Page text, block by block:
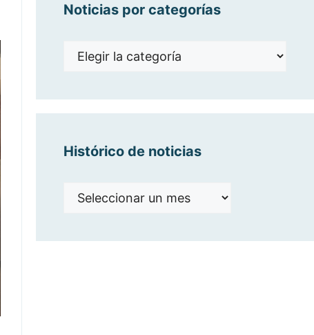
Noticias por categorías
Noticias
Histórico de noticias
Histórico